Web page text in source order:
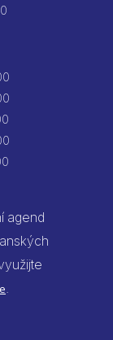
agend
.